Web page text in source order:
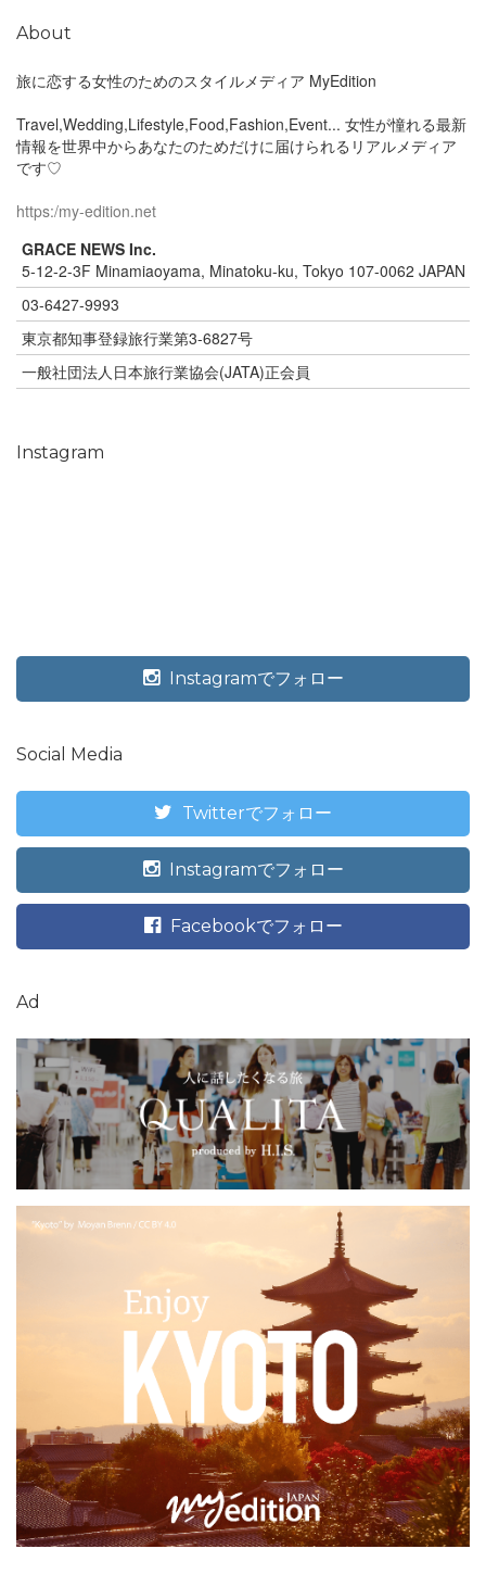
About
旅に恋する女性のためのスタイルメディア MyEdition
Travel,Wedding,Lifestyle,Food,Fashion,Event... 女性が憧れる最新
情報を世界中からあなたのためだけに届けられるリアルメディア
です♡
https:/my-edition.net
GRACE NEWS Inc.
5-12-2-3F Minamiaoyama, Minatoku-ku, Tokyo 107-0062 JAPAN
03-6427-9993
東京都知事登録旅行業第3-6827号
一般社団法人日本旅行業協会(JATA)正会員
Instagram
Instagramでフォロー
Social Media
Twitterでフォロー
Instagramでフォロー
Facebookでフォロー
Ad